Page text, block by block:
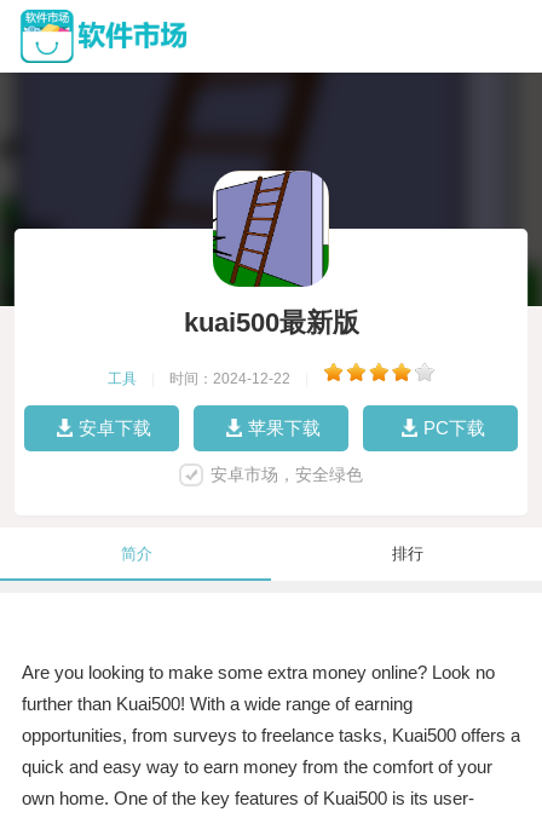
kuai500最新版
工具 时间：2024-12-22
安卓下载 苹果下载 PC下载
安卓市场，安全绿色
简介 排行
Are you looking to make some extra money online? Look no
further than Kuai500! With a wide range of earning
opportunities, from surveys to freelance tasks, Kuai500 offers a
quick and easy way to earn money from the comfort of your
own home. One of the key features of Kuai500 is its user-